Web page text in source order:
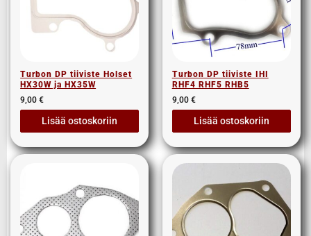
Turbon DP tiiviste Holset
HX30W ja HX35W
9,00€
Lisää ostoskoriin
Turbon DP tiiviste IHI
RHF4 RHF5 RHB5
9,00 €
Lisää ostoskoriin